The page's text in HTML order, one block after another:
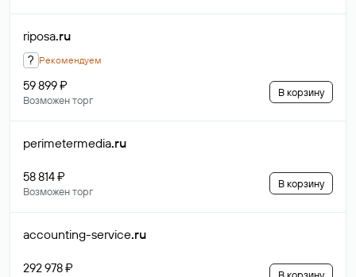
riposa.ru
? Рекомендуем
59 899 ₽
Возможен торг
В корзину
perimetermedia.ru
58 814 ₽
Возможен торг
В корзину
accounting-service.ru
292 978 ₽